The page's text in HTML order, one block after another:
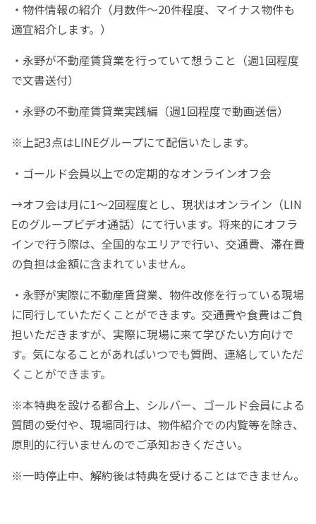
・物件情報の紹介（月数件～20件程度、マイナス物件も
適宜紹介します。）
・永野が不動産賃貸業を行っていて想うこと（週1回程度
で文書送付）
・永野の不動産賃貸業実践編（週1回程度で動画送信）
※上記3点はLINEグループにて配信いたします。
・ゴールド会員以上での定期的なオンラインオフ会
→オフ会は月に1～2回程度とし、現状はオンライン（LIN
Eのグループビデオ通話）にて行います。将来的にオフラ
インで行う際は、全国的なエリアで行い、交通費、滞在費
の負担は金額に含まれていません。
・永野が実際に不動産賃貸業、物件改修を行っている現場
に同行していただくことができます。交通費や食費はご負
担いただきますが、実際に現場に来て学びたい方向けで
す。気になることがあればいつでも質問、連絡していただ
くことができます。
※本特典を設ける都合上、シルバー、ゴールド会員による
質問の受付や、現場同行は、物件紹介での内覧等を除き、
原則的に行いませんのでご承知おきください。
※一時停止中、解約後は特典を受けることはできません。